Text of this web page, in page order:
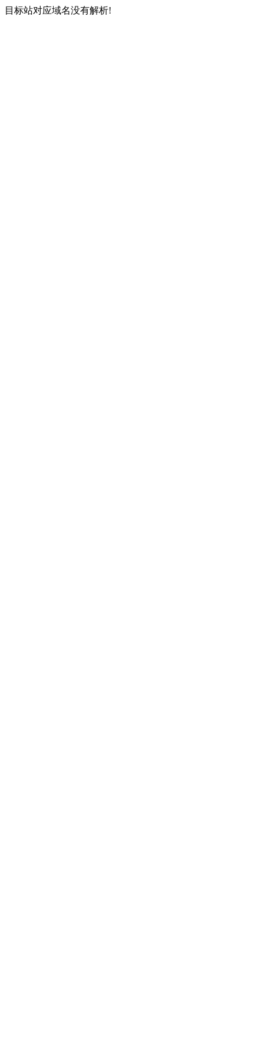
目标站对应域名没有解析!